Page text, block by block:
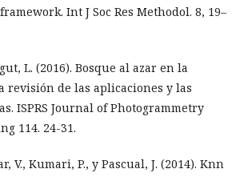
Int J Soc Res Methodol. 8, 19–
L. (2016). Bosque al azar en la
revisión de las aplicaciones y las
ISPRS Journal of Photogrammetry
114. 24-31.
V., Kumari, P., y Pascual, J. (2014). Knn